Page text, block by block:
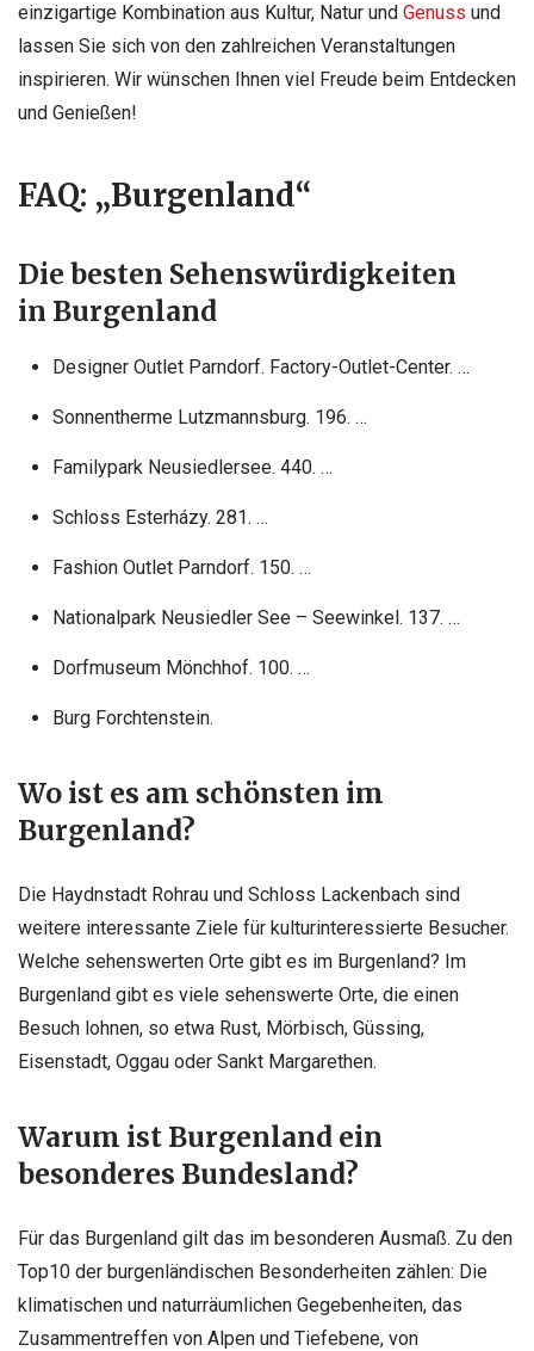
einzigartige Kombination aus Kultur, Natur und Genuss und
lassen Sie sich von den zahlreichen Veranstaltungen
inspirieren. Wir wünschen Ihnen viel Freude beim Entdecken
und Genießen!
FAQ: „Burgenland“
Die besten Sehenswürdigkeiten
in Burgenland
Designer Outlet Parndorf. Factory-Outlet-Center. …
Sonnentherme Lutzmannsburg. 196. …
Familypark Neusiedlersee. 440. …
Schloss Esterházy. 281. …
Fashion Outlet Parndorf. 150. …
Nationalpark Neusiedler See – Seewinkel. 137. …
Dorfmuseum Mönchhof. 100. …
Burg Forchtenstein.
Wo ist es am schönsten im
Burgenland?
Die Haydnstadt Rohrau und Schloss Lackenbach sind
weitere interessante Ziele für kulturinteressierte Besucher.
Welche sehenswerten Orte gibt es im Burgenland? Im
Burgenland gibt es viele sehenswerte Orte, die einen
Besuch lohnen, so etwa Rust, Mörbisch, Güssing,
Eisenstadt, Oggau oder Sankt Margarethen.
Warum ist Burgenland ein
besonderes Bundesland?
Für das Burgenland gilt das im besonderen Ausmaß. Zu den
Top10 der burgenländischen Besonderheiten zählen: Die
klimatischen und naturräumlichen Gegebenheiten, das
Zusammentreffen von Alpen und Tiefebene, von